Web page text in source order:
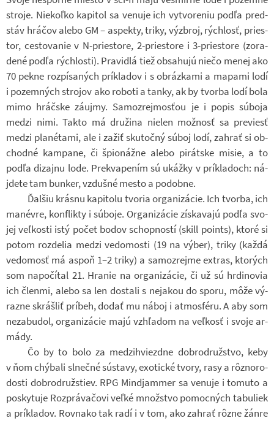
stroje. Niekoľko ka­pi­tol sa ve­nuje ich vy­tvo­re­niu podľa pred­
stáv hrá­čov alebo GM – aspekty, triky, vý­zbroj, rých­losť, pries­
tor, ces­to­va­nie v N-​priestore, 2-​priestore i 3-​priestore (zo­ra­
dené podľa rých­losti). Pra­vi­dlá tiež ob­sa­hujú niečo menej ako
70 pekne rozpí­sa­ných prí­kla­dov i s ob­ráz­kami a ma­pami lodí
i po­zem­ných stro­jov ako ro­boti a tanky, ak by tvorba lodí bola
mimo hráč­ske zá­ujmy. Sa­mozrej­mos­ťou je i popis sú­boja
medzi nimi. Takto má dru­žina nie­len mož­nosť sa pre­viesť
medzi pla­né­tami, ale i zažiť sku­točný súboj lodí, za­hrať si ob­
chodné kam­pane, či špi­o­nážne alebo pi­rát­ske misie, a to
podľa di­za­jnu lode. Prekva­pe­ním sú ukážky v prí­kla­doch: ná­
jdete tam bun­ker, vzdušné mesto a po­dobne.
Ďal­šiu krásnu ka­pi­tolu tvo­ria or­ga­ni­zá­cie. Ich tvorba, ich
ma­né­vre, kon­flikty i sú­boje. Or­ga­ni­zá­cie zís­ka­vajú podľa svo­
jej veľkosti istý počet bodov schop­ností (skill points), ktoré si
potom roz­de­lia medzi ve­do­mosti (19 na výber), triky (každá
ve­do­mosť má aspoň 1–2 triky) a sa­mozrejme ex­tras, kto­rých
som na­po­čí­tal 21. Hra­nie na or­ga­ni­zá­cie, či už sú hr­di­no­via
ich čle­nmi, alebo sa len do­stali s neja­kou do sporu, môže vý­
razne skrášliť prí­beh, dodať mu náboj i at­mo­sféru. A aby som
ne­za­bu­dol, or­ga­ni­zá­cie majú vzhľadom na veľkosť i svoje ar­
mády.
Čo by to bolo za med­zihviezdne dob­ro­druž­stvo, keby
v ňom chý­bali sl­nečné sústavy, exo­tické tvory, rasy a rôzno­ro­
do­sti dob­ro­druž­stiev. RPG Min­d­ja­m­mer sa ve­nuje i to­muto a
po­sky­tuje Roz­prá­va­čovi veľké množ­stvo po­moc­ných ta­bu­liek
a prí­kla­dov. Rov­nako tak radí i v tom, ako za­hrať rôzne žánre